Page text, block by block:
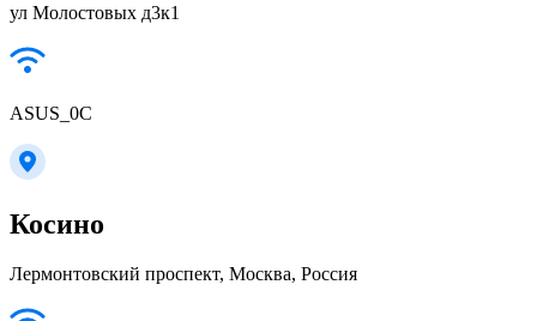
ул Молостовых д3к1
ASUS_0C
Косино
Лермонтовский проспект, Москва, Россия